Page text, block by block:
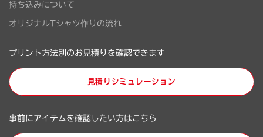
持ち込みについて
オリジナルTシャツ作りの流れ
プリント方法別のお見積りを確認できます
見積りシミュレーション
事前にアイテムを確認したい方はこちら